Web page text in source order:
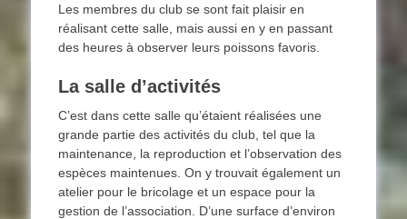
Les membres du club se sont fait plaisir en
réalisant cette salle, mais aussi en y en passant
des heures à observer leurs poissons favoris.
La salle d’activités
C’est dans cette salle qu’étaient réalisées une
grande partie des activités du club, tel que la
maintenance, la reproduction et l’observation des
espèces maintenues. On y trouvait également un
atelier pour le bricolage et un espace pour la
gestion de l’association. D’une surface d’environ